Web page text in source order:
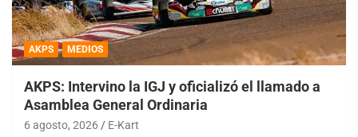
AKPS MEDIOS
AKPS: Intervino la IGJ y oficializó el llamado a
Asamblea General Ordinaria
6 agosto, 2026 E-Kart